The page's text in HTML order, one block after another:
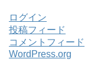
ログイン
投稿フィード
コメントフィード
WordPress.org